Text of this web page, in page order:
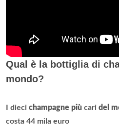
Qual è la bottiglia di
mondo?
I dieci champagne più cari del
costa 44 mila euro